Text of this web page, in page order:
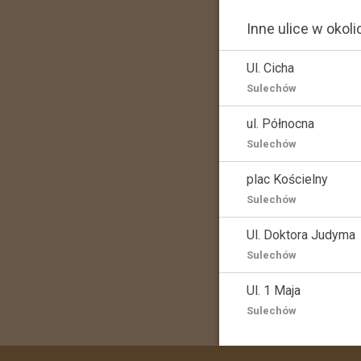
Inne ulice w
Ul. Cicha
Sulechów
ul. Północna
Sulechów
plac Kościelny
Sulechów
Ul. Doktora Judyma
Sulechów
Ul. 1 Maja
Sulechów